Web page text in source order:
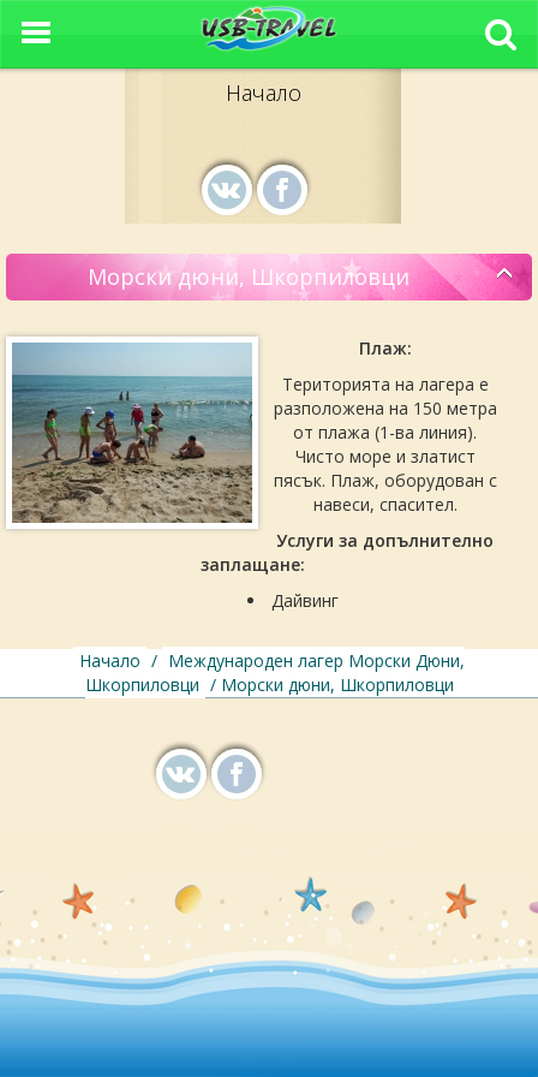
Начало
Морски дюни, Шкорпиловци
Плаж:
Територията на лагера е
разположена на 150 метра
от плажа (1-ва линия).
Чисто море и златист
пясък. Плаж, оборудован с
навеси, спасител.
Услуги за допълнително
заплащане:
Дайвинг
Начало / Международен лагер Морски Дюни,
Шкорпиловци / Морски дюни, Шкорпиловци